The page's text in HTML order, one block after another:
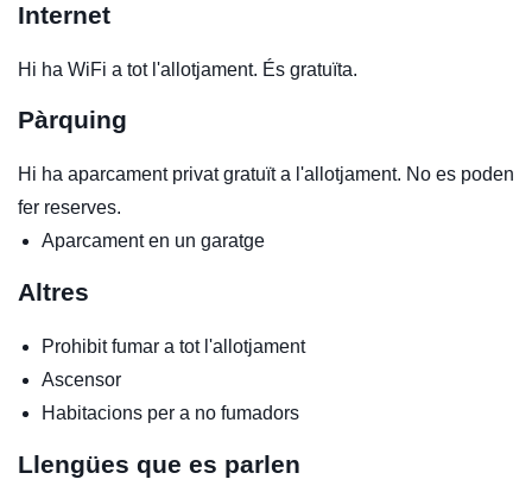
Internet
Hi ha WiFi a tot l'allotjament. És gratuïta.
Pàrquing
Hi ha aparcament privat gratuït a l'allotjament. No es poden
fer reserves.
Aparcament en un garatge
Altres
Prohibit fumar a tot l'allotjament
Ascensor
Habitacions per a no fumadors
Llengües que es parlen